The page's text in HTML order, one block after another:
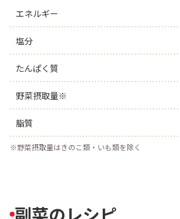
エネルギー
塩分
たんぱく質
野菜摂取量※
脂質
※野菜摂取量はきのこ類・いも類を除く
副菜のレシピ